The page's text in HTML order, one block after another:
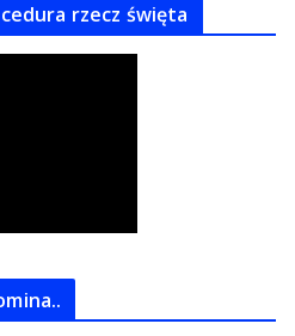
rzecz święta